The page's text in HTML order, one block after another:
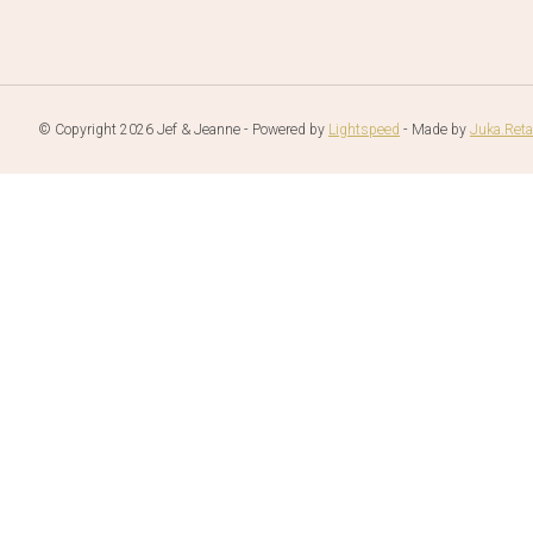
© Copyright 2026 Jef & Jeanne - Powered by Lightspeed - Made by